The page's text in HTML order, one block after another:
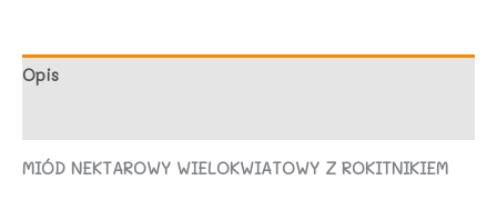
Sadowskich
Opis
MIÓD NEKTAROWY WIELOKWIATOWY Z ROKITNIKIEM